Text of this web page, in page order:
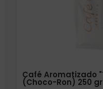
Café Aromatizado
(Choco-Ron) 250